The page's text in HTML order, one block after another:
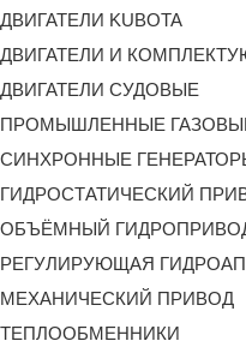
ДВИГАТЕЛИ KUBOTA
ДВИГАТЕЛИ И
ДВИГАТЕЛИ СУДОВЫЕ
ПРОМЫШЛЕННЫЕ
СИНХРОННЫЕ
ГИДРОСТАТИЧЕСКИЙ
ОБЪЁМНЫЙ
РЕГУЛИРУЮЩАЯ
МЕХАНИЧЕСКИЙ ПРИВОД
ТЕПЛООБМЕННИКИ